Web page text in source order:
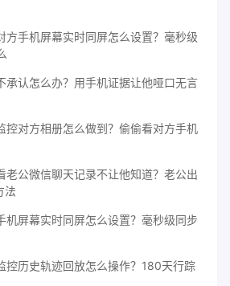
方手机屏幕实时同屏怎么设置？毫秒级
承认怎么办？用手机证据让他哑口无言
控对方相册怎么做到？偷偷看对方手机
老公微信聊天记录不让他知道？老公出
法
机屏幕实时同屏怎么设置？毫秒级同步
控历史轨迹回放怎么操作？180天行踪